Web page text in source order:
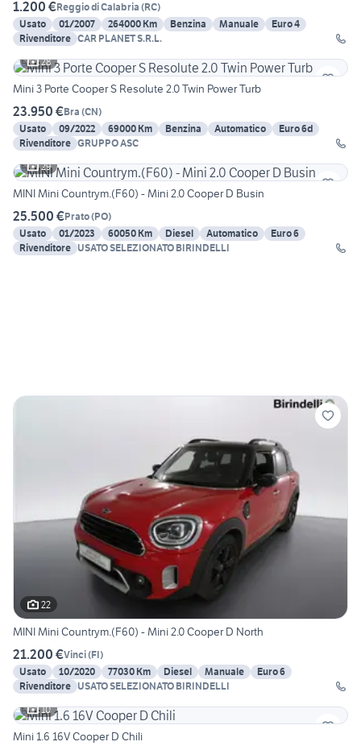
1.200 €Reggio di Calabria (RC)
Usato
01/2007 264000 Km Benzina Manuale
Euro 4
Rivenditore CAR PLANET S.R.L.
28
Mini 3 Porte Cooper S Resolute 2.0 Twin Power Turb
23.950 €Bra (CN)
Usato
09/2022 69000 Km Benzina Automatico
Euro 6d
Rivenditore GRUPPO ASC
29
MINI Mini Countrym.(F60) - Mini 2.0 Cooper D Busin
25.500 €Prato(PO)
Usato
01/2023 60050 Km Diesel Automatico
Euro 6
Rivenditore USATO SELEZIONATO BIRINDELLI
22
MINI Mini Countrym.(F60) - Mini 2.0 Cooper D North
21.200 €Vinci(FI)
Usato
10/2020 77030 Km Diesel Manuale
Euro 6
Rivenditore USATO SELEZIONATO BIRINDELLI
10
Mini 1.6 16V Cooper D Chili